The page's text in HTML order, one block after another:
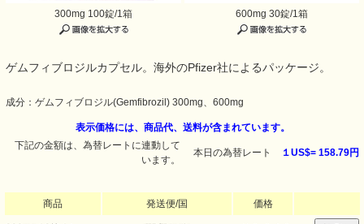
300mg 100錠/1箱 600mg 30錠/1箱
ゲムフィブロジルカプセル。海外のPfizer社によるパッケージ。
成分：ゲムフィブロジル(Gemfibrozil) 300mg、600mg
表示価格には、商品代、送料が含まれています。
下記の金額は、為替レートに連動して
います。
本日の為替レート １US$= 158.79円
商品 発送便/国 価格